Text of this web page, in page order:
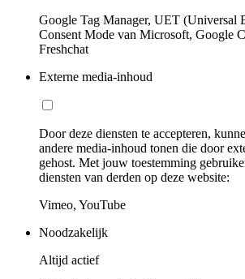
Google Tag Manager, UET (Universal
Consent Mode van Microsoft, Google
Freshchat
Externe media-inhoud
Door deze diensten te accepteren,
andere media-inhoud tonen die door
gehost. Met jouw toestemming
diensten van derden op deze website:
Vimeo, YouTube
Noodzakelijk
Altijd actief